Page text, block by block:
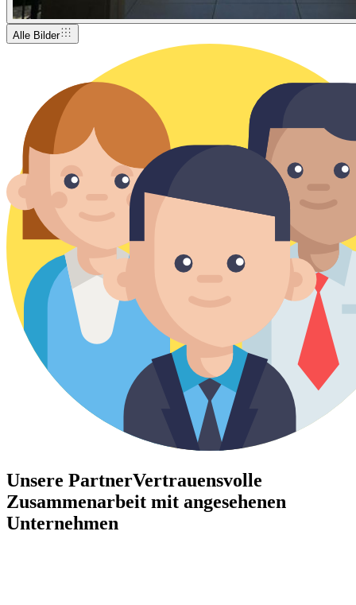
Alle Bilder
Unsere PartnerVertrauensvolle
Zusammenarbeit mit angesehenen
Unternehmen